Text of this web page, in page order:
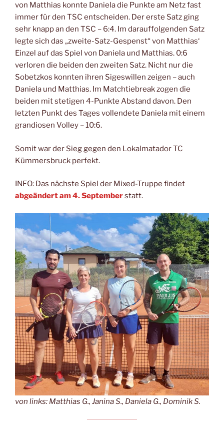
von Matthias konnte Daniela die Punkte am Netz fast
immer für den TSC entscheiden. Der erste Satz ging
sehr knapp an den TSC – 6:4. Im darauffolgenden Satz
legte sich das „zweite-Satz-Gespenst“ von Matthias‘
Einzel auf das Spiel von Daniela und Matthias. 0:6
verloren die beiden den zweiten Satz. Nicht nur die
Sobetzkos konnten ihren Sigeswillen zeigen – auch
Daniela und Matthias. Im Matchtiebreak zogen die
beiden mit stetigen 4-Punkte Abstand davon. Den
letzten Punkt des Tages vollendete Daniela mit einem
grandiosen Volley – 10:6.
Somit war der Sieg gegen den Lokalmatador TC
Kümmersbruck perfekt.
INFO: Das nächste Spiel der Mixed-Truppe findet
abgeändert am 4. Septemberstatt.
von links: Matthias G., Janina S., Daniela G., Dominik S.